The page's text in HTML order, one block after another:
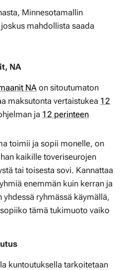
Minnesotamallin
mahdollista saada
NA
NA on sitoutumaton
maksutonta vertaistukea 12
ja 12 perinteen
toimii ja sopii monelle, on
kaikille toveriseurojen
tai toisesta sovi. Kannattaa
enemmän kuin kerran ja
yhdessä ryhmässä käymällä,
tämä tukimuoto vaiko
kuntoutuksella tarkoitetaan